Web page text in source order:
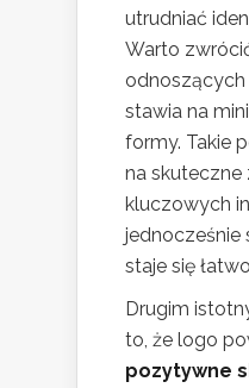
utrudniać
Warto
odnoszących
stawia na
formy. Takie
na skuteczne
kluczowych
jednocześnie
staje się
Drugim
to, że logo
pozytywne